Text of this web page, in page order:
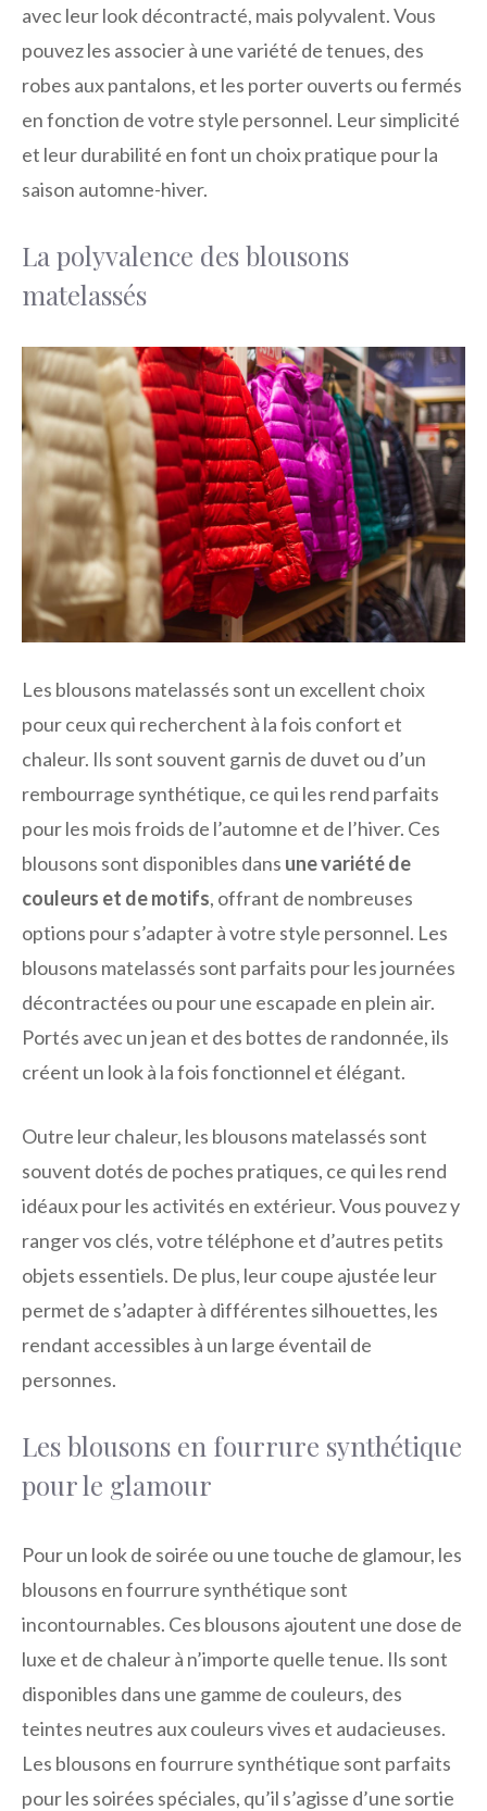
avec leur look décontracté, mais polyvalent. Vous
pouvez les associer à une variété de tenues, des
robes aux pantalons, et les porter ouverts ou fermés
en fonction de votre style personnel. Leur simplicité
et leur durabilité en font un choix pratique pour la
saison automne-hiver.
La polyvalence des blousons
matelassés
Les blousons matelassés sont un excellent choix
pour ceux qui recherchent à la fois confort et
chaleur. Ils sont souvent garnis de duvet ou d’un
rembourrage synthétique, ce qui les rend parfaits
pour les mois froids de l’automne et de l’hiver. Ces
blousons sont disponibles dans une variété de
couleurs et de motifs, offrant de nombreuses
options pour s’adapter à votre style personnel. Les
blousons matelassés sont parfaits pour les journées
décontractées ou pour une escapade en plein air.
Portés avec un jean et des bottes de randonnée, ils
créent un look à la fois fonctionnel et élégant.
Outre leur chaleur, les blousons matelassés sont
souvent dotés de poches pratiques, ce qui les rend
idéaux pour les activités en extérieur. Vous pouvez y
ranger vos clés, votre téléphone et d’autres petits
objets essentiels. De plus, leur coupe ajustée leur
permet de s’adapter à différentes silhouettes, les
rendant accessibles à un large éventail de
personnes.
Les blousons en fourrure synthétique
pour le glamour
Pour un look de soirée ou une touche de glamour, les
blousons en fourrure synthétique sont
incontournables. Ces blousons ajoutent une dose de
luxe et de chaleur à n’importe quelle tenue. Ils sont
disponibles dans une gamme de couleurs, des
teintes neutres aux couleurs vives et audacieuses.
Les blousons en fourrure synthétique sont parfaits
pour les soirées spéciales, qu’il s’agisse d’une sortie